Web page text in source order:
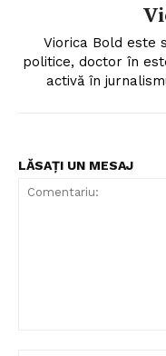
Proiecte editoriale
Rețea
Viorica Bold este
politice, doctor în
activă în
LĂSAȚI UN MESAJ